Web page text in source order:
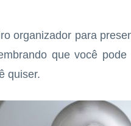
organizador para
que você
quiser.